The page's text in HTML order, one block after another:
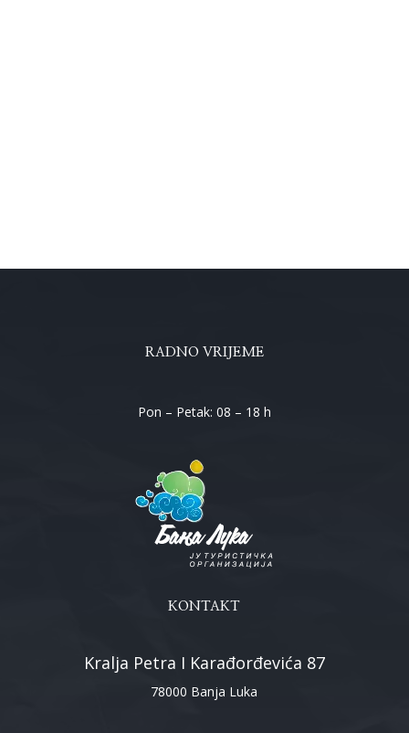
RADNO VRIJEME
Pon – Petak: 08 – 18 h
KONTAKT
Kralja Petra I Karađorđevića 87
78000 Banja Luka